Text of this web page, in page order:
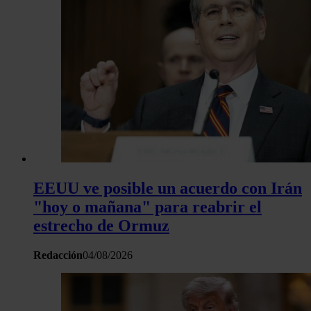
EEUU ve posible un acuerdo con Irán
"hoy o mañana" para reabrir el
estrecho de Ormuz
Redacción04/08/2026